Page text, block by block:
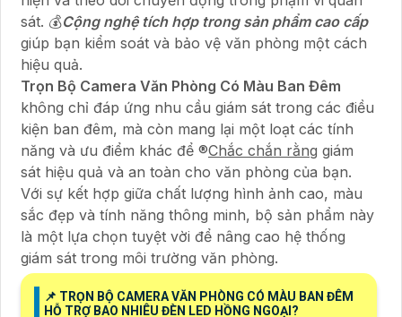
sát. 💰Cộng nghệ tích hợp trong sản phẩm cao cấp
giúp bạn kiểm soát và bảo vệ văn phòng một cách
hiệu quả.
Trọn Bộ Camera Văn Phòng Có Màu Ban Đêm
không chỉ đáp ứng nhu cầu giám sát trong các điều
kiện ban đêm, mà còn mang lại một loạt các tính
năng và ưu điểm khác để ®️Chắc chắn rằng giám
sát hiệu quả và an toàn cho văn phòng của bạn.
Với sự kết hợp giữa chất lượng hình ảnh cao, màu
sắc đẹp và tính năng thông minh, bộ sản phẩm này
là một lựa chọn tuyệt vời để nâng cao hệ thống
giám sát trong môi trường văn phòng.
📌 TRỌN BỘ CAMERA VĂN PHÒNG CÓ MÀU BAN ĐÊM
HỖ TRỢ BAO NHIÊU ĐÈN LED HỒNG NGOẠI?